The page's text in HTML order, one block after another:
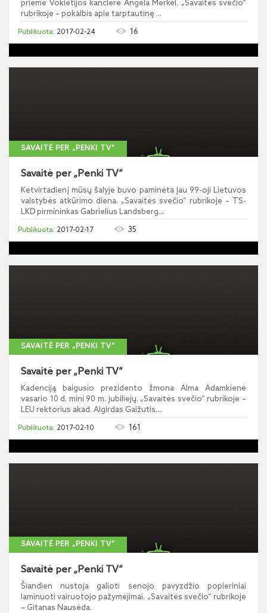
priėmė Vokietijos kanclerė Angela Merkel. „Savaitės svečio“
rubrikoje – pokalbis apie tarptautinę ...
2017-02-24 16
SAVAITĖ PER „PENKI TV“
Savaitė per „Penki TV“
Ketvirtadienį mūsų šalyje buvo paminėta jau 99-oji Lietuvos
valstybės atkūrimo diena. „Savaitės svečio“ rubrikoje – TS-
LKD pirmininkas Gabrielius Landsberg...
2017-02-17 35
SAVAITĖ PER „PENKI TV“
Savaitė per „Penki TV“
Kadenciją baigusio prezidento žmona Alma Adamkienė
vasario 10 d. mini 90 m. jubiliejų. „Savaitės svečio“ rubrikoje –
LEU rektorius akad. Algirdas Gaižutis....
2017-02-10 161
SAVAITĖ PER „PENKI TV“
Savaitė per „Penki TV“
Šiandien nustoja galioti senojo pavyzdžio popieriniai
laminuoti vairuotojo pažymėjimai. „Savaitės svečio“ rubrikoje
– Gitanas Nausėda.